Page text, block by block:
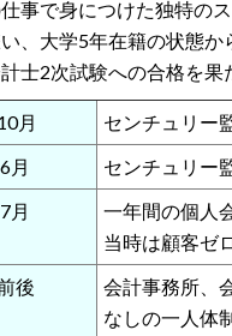
事で身につけた独特の
、大学5年在籍の状態か
士2次試験への合格を果
月
センチュリー
月
センチュリー
月
一年間の個人
当時は顧客ゼ
後
会計事務所、
なしの一人体